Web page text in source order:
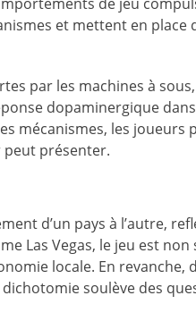
et mettent en place
par les machines à
dopaminergique
mécanismes, les joueurs
peut présenter.
d’un pays à l’autre,
Las Vegas, le jeu est non
locale. En revanche,
soulève des